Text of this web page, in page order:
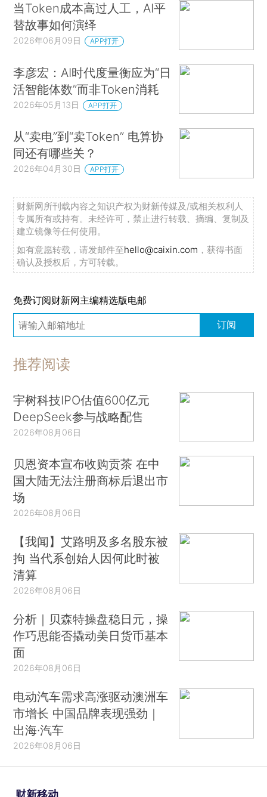
当Token成本高过人工，AI平
替故事如何演绎
2026年06月09日 APP打开
李彦宏：AI时代度量衡应为“日
活智能体数”而非Token消耗
2026年05月13日 APP打开
从“卖电”到“卖Token” 电算协
同还有哪些关？
2026年04月30日 APP打开
财新网所刊载内容之知识产权为财新传媒及/或相关权利人
专属所有或持有。未经许可，禁止进行转载、摘编、复制及
建立镜像等任何使用。
如有意愿转载，请发邮件至hello@caixin.com ，获得书面
确认及授权后，方可转载。
免费订阅财新网主编精选版电邮
订阅
推荐阅读
宇树科技IPO估值600亿元
DeepSeek参与战略配售
2026年08月06日
贝恩资本宣布收购贡茶 在中
国大陆无法注册商标后退出市
场
2026年08月06日
【我闻】艾路明及多名股东被
拘 当代系创始人因何此时被
清算
2026年08月06日
分析｜贝森特操盘稳日元，操
作巧思能否撬动美日货币基本
面
2026年08月06日
电动汽车需求高涨驱动澳洲车
市增长 中国品牌表现强劲｜
出海·汽车
2026年08月06日
财新移动